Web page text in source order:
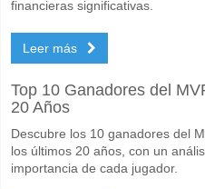
financieras significativas.
Leer más
Top 10 Ganadores del
20 Años
Descubre los 10 ganadores del
los últimos 20 años, con un
importancia de cada jugador.